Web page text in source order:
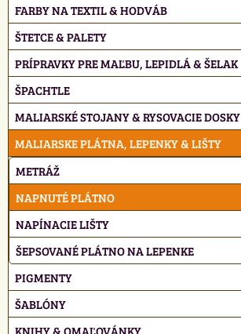
FARBY NA TEXTIL & HODVÁB
ŠTETCE & PALETY
PRÍPRAVKY PRE MAĽBU, LEPIDLÁ & ŠELAK
ŠPACHTLE
MALIARSKÉ STOJANY & RYSOVACIE DOSKY
MALIARSKE PLÁTNA, LEPENKY & LIŠTY
METRÁŽ
NAPNUTÉ PLÁTNO
NAPÍNACIE LIŠTY
ŠEPSOVANÉ PLÁTNO NA LEPENKE
PIGMENTY
ŠABLÓNY
KNIHY & OMAĽOVÁNKY